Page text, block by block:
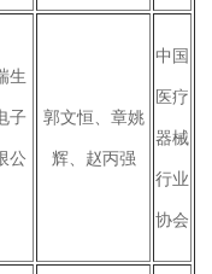
生
子
公
郭文恒、章姚
辉、赵丙强
中国
医疗
器械
行业
协会